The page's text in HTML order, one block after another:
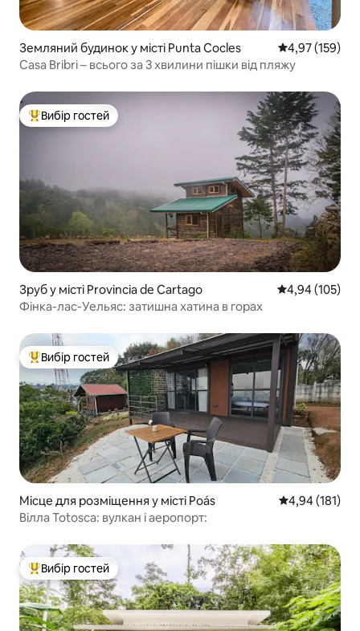
Земляний будинок у місті Punta Cocles Середня
4,97 (159)
Casa Bribri – всього за 3 хвилини пішки від пляжу
Топ вибір гостей
Вибір гостей
Зруб у місті Provincia de Cartago Середня
4,94 (105)
Фінка-лас-Уельяс: затишна хатина в горах
Топ вибір гостей
Вибір гостей
Місце для розміщення у місті Poás Середня
4,94 (181)
Вілла Totosca: вулкан і аеропорт:
Топ вибір гостей
Вибір гостей